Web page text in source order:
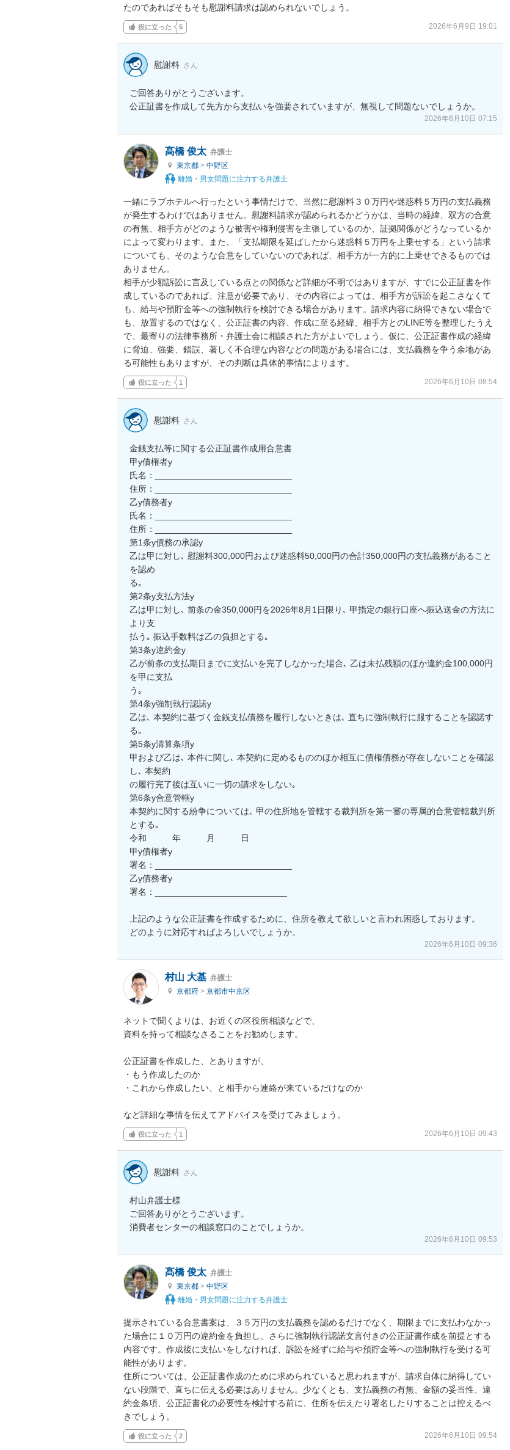
たのであればそもそも慰謝料請求は認められないでしょう。
役に立った 5 2026年6月9日 19:01
慰謝料 さん
ご回答ありがとうございます。
公正証書を作成して先方から支払いを強要されていますが、無視して問題ないでしょうか。
2026年6月10日 07:15
髙橋 俊太 弁護士
東京都 > 中野区
離婚・男女問題に注力する弁護士
一緒にラブホテルへ行ったという事情だけで、当然に慰謝料３０万円や迷惑料５万円の支払義務
が発生するわけではありません。慰謝料請求が認められるかどうかは、当時の経緯、双方の合意
の有無、相手方がどのような被害や権利侵害を主張しているのか、証拠関係がどうなっているか
によって変わります。また、「支払期限を延ばしたから迷惑料５万円を上乗せする」という請求
についても、そのような合意をしていないのであれば、相手方が一方的に上乗せできるものでは
ありません。
相手が少額訴訟に言及している点との関係など詳細が不明ではありますが、すでに公正証書を作
成しているのであれば、注意が必要であり、その内容によっては、相手方が訴訟を起こさなくて
も、給与や預貯金等への強制執行を検討できる場合があります。請求内容に納得できない場合で
も、放置するのではなく、公正証書の内容、作成に至る経緯、相手方とのLINE等を整理したうえ
で、最寄りの法律事務所・弁護士会に相談された方がよいでしょう。仮に、公正証書作成の経緯
に脅迫、強要、錯誤、著しく不合理な内容などの問題がある場合には、支払義務を争う余地があ
る可能性もありますが、その判断は具体的事情によります。
役に立った 1 2026年6月10日 08:54
慰謝料 さん
金銭支払等に関する公正証書作成用合意書
甲y債権者y
氏名：____________________________
住所：____________________________
乙y債務者y
氏名：____________________________
住所：____________________________
第1条y債務の承認y
乙は甲に対し､ 慰謝料300,000円および迷惑料50,000円の合計350,000円の支払義務があること
を認め
る｡
第2条y支払方法y
乙は甲に対し､ 前条の金350,000円を2026年8月1日限り､ 甲指定の銀行口座へ振込送金の方法に
より支
払う｡ 振込手数料は乙の負担とする｡
第3条y違約金y
乙が前条の支払期日までに支払いを完了しなかった場合､ 乙は未払残額のほか違約金100,000円
を甲に支払
う｡
第4条y強制執行認諾y
乙は､ 本契約に基づく金銭支払債務を履行しないときは､ 直ちに強制執行に服することを認諾す
る｡
第5条y清算条項y
甲および乙は､ 本件に関し､ 本契約に定めるもののほか相互に債権債務が存在しないことを確認
し､ 本契約
の履行完了後は互いに一切の請求をしない｡
第6条y合意管轄y
本契約に関する紛争については､ 甲の住所地を管轄する裁判所を第一審の専属的合意管轄裁判所
とする｡
令和　　　年　　　月　　　日
甲y債権者y
署名：____________________________
乙y債務者y
署名：___________________________
上記のような公正証書を作成するために、住所を教えて欲しいと言われ困惑しております。
どのように対応すればよろしいでしょうか。
2026年6月10日 09:36
村山 大基 弁護士
京都府 > 京都市中京区
ネットで聞くよりは、お近くの区役所相談などで、
資料を持って相談なさることをお勧めします。
公正証書を作成した、とありますが、
・もう作成したのか
・これから作成したい、と相手から連絡が来ているだけなのか
など詳細な事情を伝えてアドバイスを受けてみましょう。
役に立った 1 2026年6月10日 09:43
慰謝料 さん
村山弁護士様
ご回答ありがとうございます。
消費者センターの相談窓口のことでしょうか。
2026年6月10日 09:53
髙橋 俊太 弁護士
東京都 > 中野区
離婚・男女問題に注力する弁護士
提示されている合意書案は、３５万円の支払義務を認めるだけでなく、期限までに支払わなかっ
た場合に１０万円の違約金を負担し、さらに強制執行認諾文言付きの公正証書作成を前提とする
内容です。作成後に支払いをしなければ、訴訟を経ずに給与や預貯金等への強制執行を受ける可
能性があります。
住所については、公正証書作成のために求められていると思われますが、請求自体に納得してい
ない段階で、直ちに伝える必要はありません。少なくとも、支払義務の有無、金額の妥当性、違
約金条項、公正証書化の必要性を検討する前に、住所を伝えたり署名したりすることは控えるべ
きでしょう。
役に立った 2 2026年6月10日 09:54